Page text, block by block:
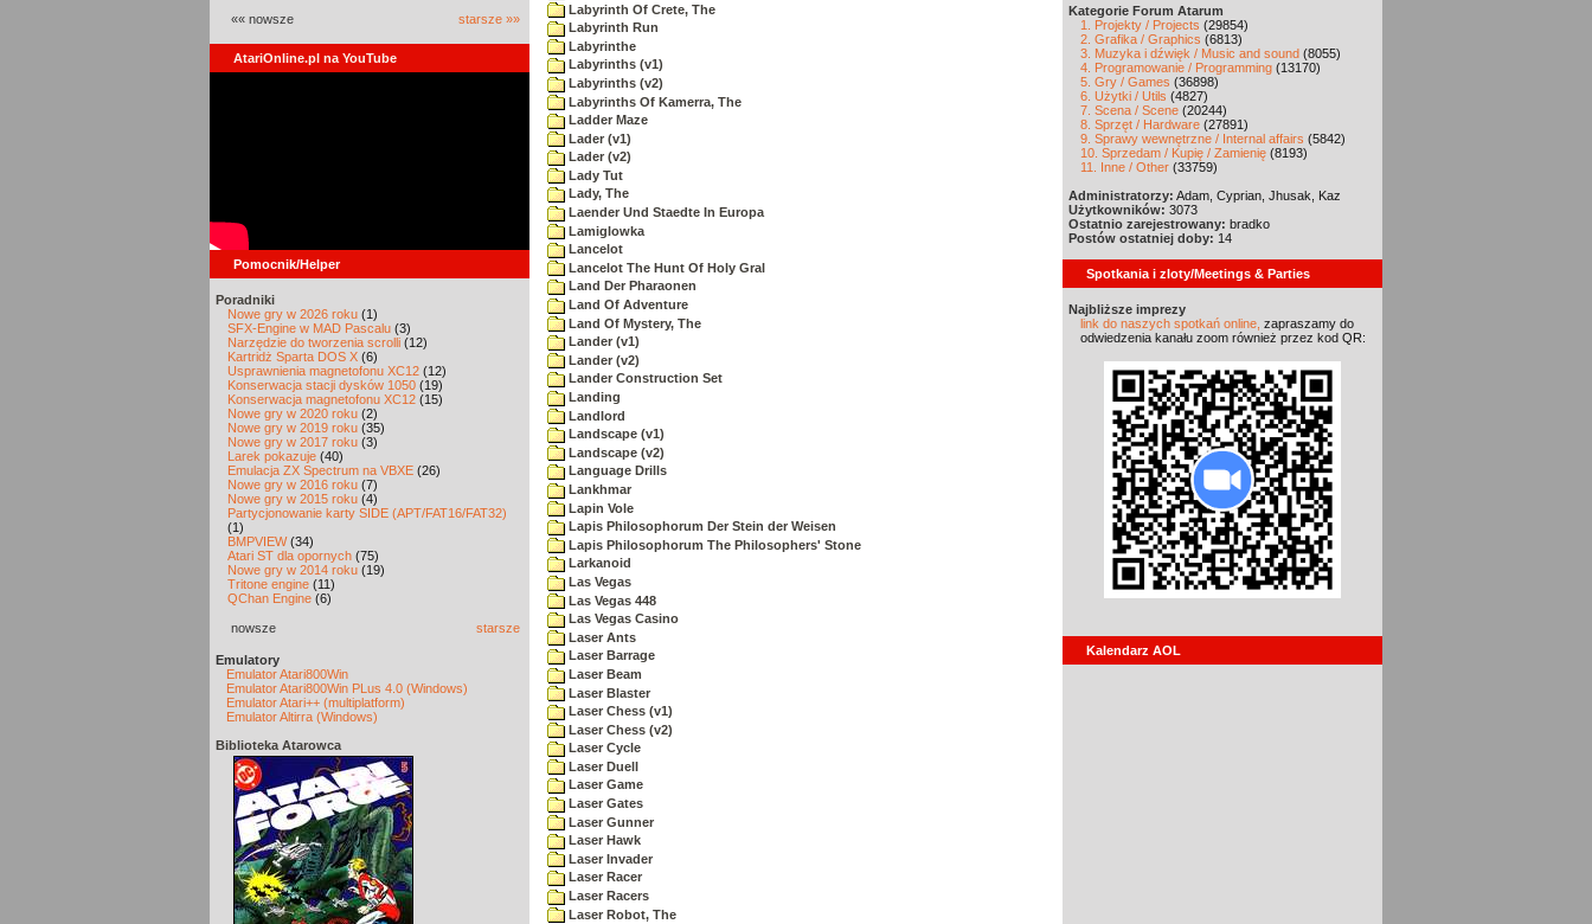
«« nowsze starsze »»
AtariOnline.pl na YouTube
Pomocnik/Helper
Poradniki
Nowe gry w 2026 roku (1)
SFX-Engine w MAD Pascalu (3)
Narzędzie do tworzenia scrolli (12)
Kartridż Sparta DOS X (6)
Usprawnienia magnetofonu XC12 (12)
Konserwacja stacji dysków 1050 (19)
Konserwacja magnetofonu XC12 (15)
Nowe gry w 2020 roku (2)
Nowe gry w 2019 roku (35)
Nowe gry w 2017 roku (3)
Larek pokazuje (40)
Emulacja ZX Spectrum na VBXE (26)
Nowe gry w 2016 roku (7)
Nowe gry w 2015 roku (4)
Partycjonowanie karty SIDE (APT/FAT16/FAT32)
(1)
BMPVIEW(34)
Atari ST dla opornych (75)
Nowe gry w 2014 roku (19)
Tritone engine (11)
QChan Engine (6)
nowsze starsze
Emulatory
Emulator Atari800Win
Emulator Atari800Win PLus 4.0 (Windows)
Emulator Atari++ (multiplatform)
Emulator Altirra (Windows)
Biblioteka Atarowca
Labyrinth Of Crete, The
Labyrinth Run
Labyrinthe
Labyrinths (v1)
Labyrinths (v2)
Labyrinths Of Kamerra, The
Ladder Maze
Lader (v1)
Lader (v2)
Lady Tut
Lady, The
Laender Und Staedte In Europa
Lamiglowka
Lancelot
Lancelot The Hunt Of Holy Gral
Land Der Pharaonen
Land Of Adventure
Land Of Mystery, The
Lander (v1)
Lander (v2)
Lander Construction Set
Landing
Landlord
Landscape (v1)
Landscape (v2)
Language Drills
Lankhmar
Lapin Vole
Lapis Philosophorum Der Stein der Weisen
Lapis Philosophorum The Philosophers' Stone
Larkanoid
Las Vegas
Las Vegas 448
Las Vegas Casino
Laser Ants
Laser Barrage
Laser Beam
Laser Blaster
Laser Chess (v1)
Laser Chess (v2)
Laser Cycle
Laser Duell
Laser Game
Laser Gates
Laser Gunner
Laser Hawk
Laser Invader
Laser Racer
Laser Racers
Laser Robot, The
Kategorie Forum Atarum
1. Projekty / Projects (29854)
2. Grafika / Graphics (6813)
3. Muzyka i dźwięk / Music and sound (8055)
4. Programowanie / Programming (13170)
5. Gry / Games (36898)
6. Użytki / Utils (4827)
7. Scena / Scene (20244)
8. Sprzęt / Hardware (27891)
9. Sprawy wewnętrzne / Internal affairs (5842)
10. Sprzedam / Kupię / Zamienię (8193)
11. Inne / Other (33759)
Administratorzy: Adam, Cyprian, Jhusak, Kaz
Użytkowników: 3073
Ostatnio zarejestrowany: bradko
Postów ostatniej doby: 14
Spotkania i zloty/Meetings & Parties
Najbliższe imprezy
link do naszych spotkań online, zapraszamy do
odwiedzenia kanału zoom również przez kod QR:
Kalendarz AOL